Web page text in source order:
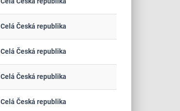
Celá Česká republika
Celá Česká republika
Celá Česká republika
Celá Česká republika